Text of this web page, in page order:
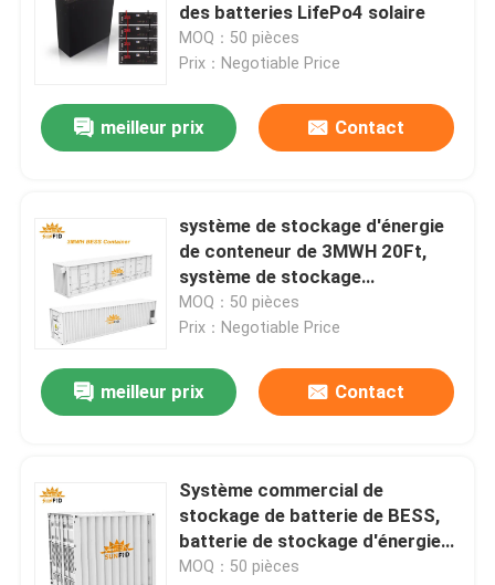
des batteries LifePo4 solaire
MOQ：50 pièces
Prix：Negotiable Price
meilleur prix Contact
système de stockage d'énergie
de conteneur de 3MWH 20Ft,
système de stockage
commercial de batterie de BESS
MOQ：50 pièces
Prix：Negotiable Price
meilleur prix Contact
Système commercial de
stockage de batterie de BESS,
batterie de stockage d'énergie
de conteneur de 1MW 10Ft
MOQ：50 pièces